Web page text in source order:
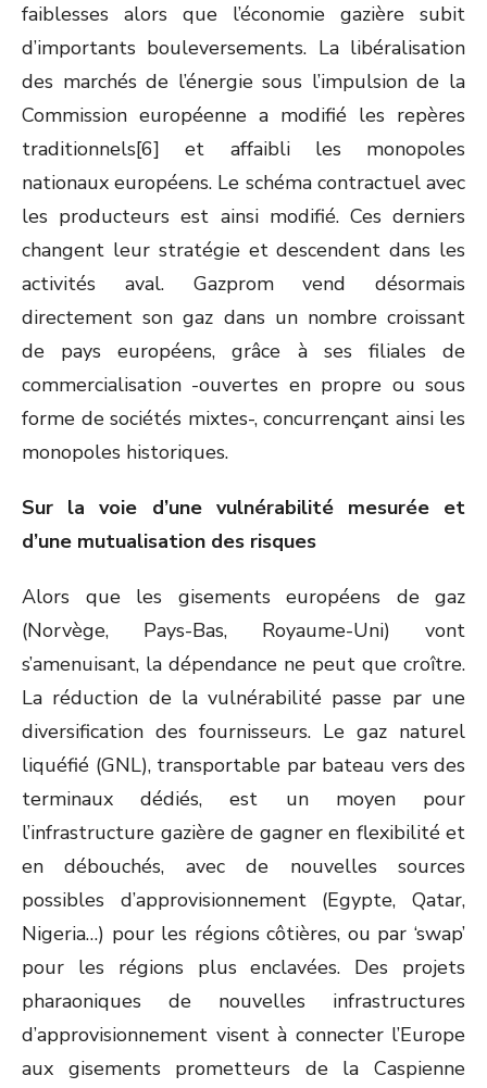
faiblesses alors que l’économie gazière subit
d’importants bouleversements. La libéralisation
des marchés de l’énergie sous l’impulsion de la
Commission européenne a modifié les repères
traditionnels[6] et affaibli les monopoles
nationaux européens. Le schéma contractuel avec
les producteurs est ainsi modifié. Ces derniers
changent leur stratégie et descendent dans les
activités aval. Gazprom vend désormais
directement son gaz dans un nombre croissant
de pays européens, grâce à ses filiales de
commercialisation -ouvertes en propre ou sous
forme de sociétés mixtes-, concurrençant ainsi les
monopoles historiques.
Sur la voie d’une vulnérabilité mesurée et
d’une mutualisation des risques
Alors que les gisements européens de gaz
(Norvège, Pays-Bas, Royaume-Uni) vont
s’amenuisant, la dépendance ne peut que croître.
La réduction de la vulnérabilité passe par une
diversification des fournisseurs. Le gaz naturel
liquéfié (GNL), transportable par bateau vers des
terminaux dédiés, est un moyen pour
l’infrastructure gazière de gagner en flexibilité et
en débouchés, avec de nouvelles sources
possibles d’approvisionnement (Egypte, Qatar,
Nigeria…) pour les régions côtières, ou par ‘swap’
pour les régions plus enclavées. Des projets
pharaoniques de nouvelles infrastructures
d’approvisionnement visent à connecter l’Europe
aux gisements prometteurs de la Caspienne